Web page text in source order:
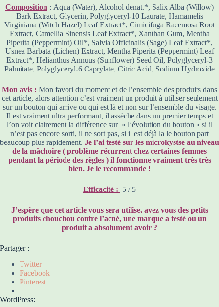
Composition : Aqua (Water), Alcohol denat.*, Salix Alba (Willow)
Bark Extract, Glycerin, Polyglyceryl-10 Laurate, Hamamelis
Virginiana (Witch Hazel) Leaf Extract*, Cimicifuga Racemosa Root
Extract, Camellia Sinensis Leaf Extract*, Xanthan Gum, Mentha
Piperita (Peppermint) Oil*, Salvia Officinalis (Sage) Leaf Extract*,
Usnea Barbata (Lichen) Extract, Mentha Piperita (Peppermint) Leaf
Extract*, Helianthus Annuus (Sunflower) Seed Oil, Polyglyceryl-3
Palmitate, Polyglyceryl-6 Caprylate, Citric Acid, Sodium Hydroxide
Mon avis : Mon favori du moment et de l’ensemble des produits dans
cet article, alors attention c’est vraiment un produit à utiliser seulement
sur un bouton qui arrive ou qui est là et non sur l’ensemble du visage.
Il est vraiment ultra performant, il assèche dans un premier temps et
l’on voit clairement la différence sur » l’évolution du bouton » si il
n’est pas encore sorti, il ne sort pas, si il est déjà la le bouton part
beaucoup plus rapidement. Je l’ai testé sur les microkystse au niveau
de la mâchoire ( problème récurrent chez certaines femmes
pendant la période des règles ) il fonctionne vraiment très très
bien. Je le recommande !
Efficacité : 5 / 5
J’espère que cet article vous sera utilise, avez vous des petits
produits chouchou contre l’acné, une marque a testé ou un
produit a absolument avoir ?
Partager :
Twitter
Facebook
Pinterest
WordPress: